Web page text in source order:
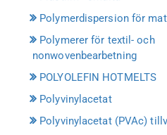
Polymerdispersion för
Polymerer för textil- och
nonwovenbearbetning
POLYOLEFIN HOTMELTS
Polyvinylacetat
Polyvinylacetat (PVAc)